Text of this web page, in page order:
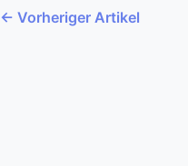
← Vorheriger Artikel